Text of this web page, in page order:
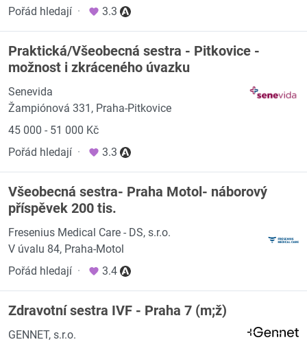
Pořád hledají · 3.3
Praktická/Všeobecná sestra - Pitkovice -
možnost i zkráceného úvazku
Senevida
Žampiónová 331, Praha-Pitkovice
45 000 - 51 000 Kč
Pořád hledají · 3.3
Všeobecná sestra- Praha Motol- náborový
příspěvek 200 tis.
Fresenius Medical Care - DS, s.r.o.
V úvalu 84, Praha-Motol
Pořád hledají · 3.4
Zdravotní sestra IVF - Praha 7 (m;ž)
GENNET, s.r.o.